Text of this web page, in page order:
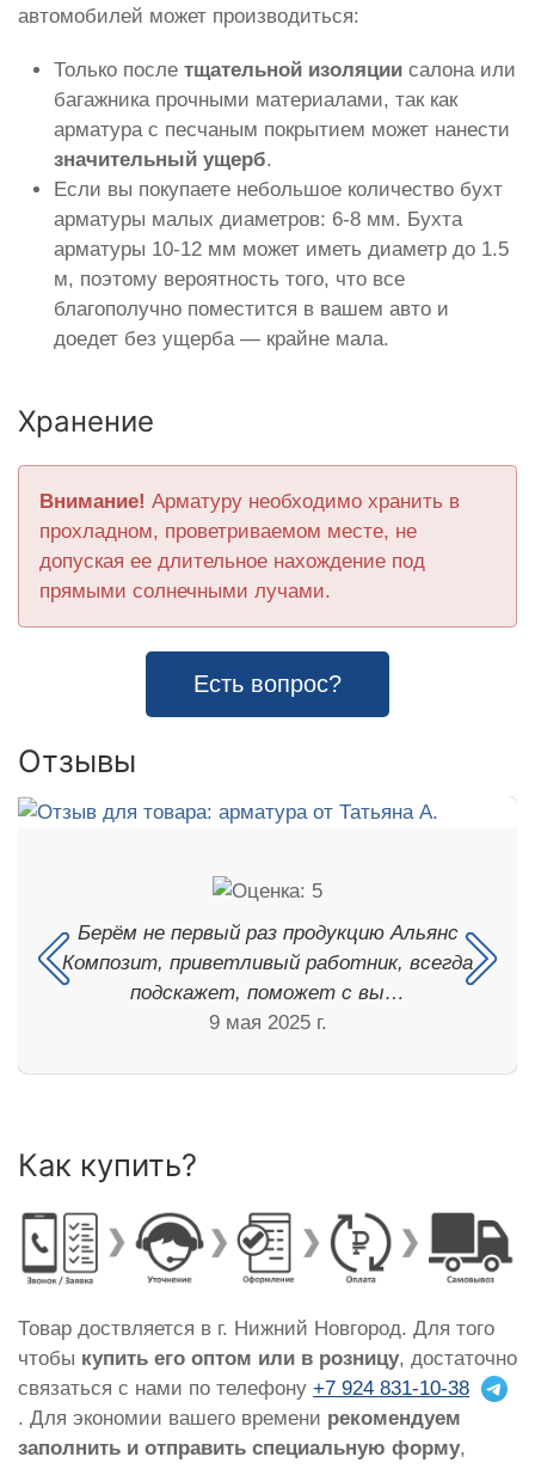
автомобилей может производиться:
Только после тщательной изоляции салона или
багажника прочными материалами, так как
арматура с песчаным покрытием может нанести
значительный ущерб.
Если вы покупаете небольшое количество бухт
арматуры малых диаметров: 6-8 мм. Бухта
арматуры 10-12 мм может иметь диаметр до 1.5
м, поэтому вероятность того, что все
благополучно поместится в вашем авто и
доедет без ущерба — крайне мала.
Хранение
Внимание! Арматуру необходимо хранить в
прохладном, проветриваемом месте, не
допуская ее длительное нахождение под
прямыми солнечными лучами.
Есть вопрос?
Отзывы
Берём не первый раз продукцию Альянс
Композит, приветливый работник, всегда
подскажет, поможет с вы…
9 мая 2025 г.
Как купить?
Товар доствляется в г. Нижний Новгород. Для того
чтобы купить его оптом или в розницу, достаточно
связаться с нами по телефону +7 924 831-10-38
. Для экономии вашего времени рекомендуем
заполнить и отправить специальную форму,